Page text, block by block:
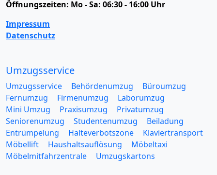
Öffnungszeiten: Mo - Sa: 06:30 - 16:00 Uhr
Impressum
Datenschutz
Umzugsservice
Umzugsservice Behördenumzug
Büroumzug
Fernumzug
Firmenumzug
Laborumzug
Mini Umzug
Praxisumzug
Privatumzug
Seniorenumzug
Studentenumzug
Beiladung
Entrümpelung
Halteverbotszone
Klaviertransport
Möbellift
Haushaltsauflösung
Möbeltaxi
Möbelmitfahrzentrale
Umzugskartons